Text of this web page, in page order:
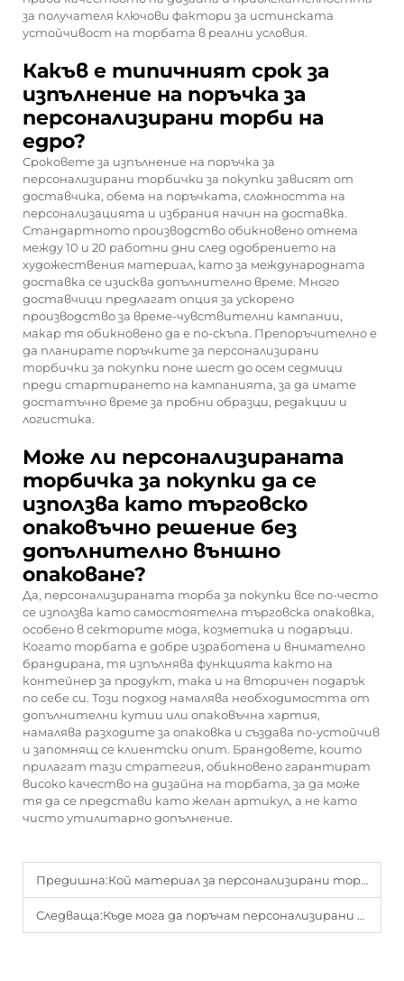
за получателя ключови фактори за истинската
устойчивост на торбата в реални условия.
Какъв е типичният срок за
изпълнение на поръчка за
персонализирани торби на
едро?
Сроковете за изпълнение на поръчка за
персонализирани торбички за покупки зависят от
доставчика, обема на поръчката, сложността на
персонализацията и избрания начин на доставка.
Стандартното производство обикновено отнема
между 10 и 20 работни дни след одобрението на
художествения материал, като за международната
доставка се изисква допълнително време. Много
доставчици предлагат опция за ускорено
производство за време-чувствителни кампании,
макар тя обикновено да е по-скъпа. Препоръчително е
да планирате поръчките за персонализирани
торбички за покупки поне шест до осем седмици
преди стартирането на кампанията, за да имате
достатъчно време за пробни образци, редакции и
логистика.
Може ли персонализираната
торбичка за покупки да се
използва като търговско
опаковъчно решение без
допълнително външно
опаковане?
Да, персонализираната торба за покупки все по-често
се използва като самостоятелна търговска опаковка,
особено в секторите мода, козметика и подаръци.
Когато торбата е добре изработена и внимателно
брандирана, тя изпълнява функцията както на
контейнер за продукт, така и на вторичен подарък
по себе си. Този подход намалява необходимостта от
допълнителни кутии или опаковъчна хартия,
намалява разходите за опаковка и създава по-устойчив
и запомнящ се клиентски опит. Брандовете, които
прилагат тази стратегия, обикновено гарантират
високо качество на дизайна на торбата, за да може
тя да се представи като желан артикул, а не като
чисто утилитарно допълнение.
Предишна:Кой материал за персонализирани торби за покупки е най-дълготраен?
Следваща:Къде мога да поръчам персонализирани торби за покупки с бързо печатане?